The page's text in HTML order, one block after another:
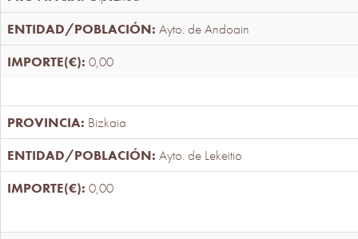
Ayto. de Andoain
0,00
Bizkaia
Ayto. de Lekeitio
0,00